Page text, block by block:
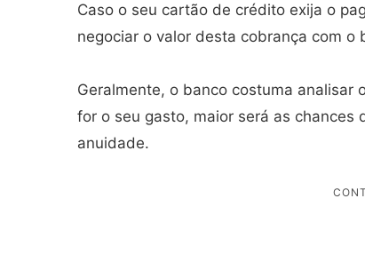
Caso o seu cartão de crédito exija o
negociar o valor desta cobrança com o
Geralmente, o banco costuma analisar
for o seu gasto, maior será as
anuidade.